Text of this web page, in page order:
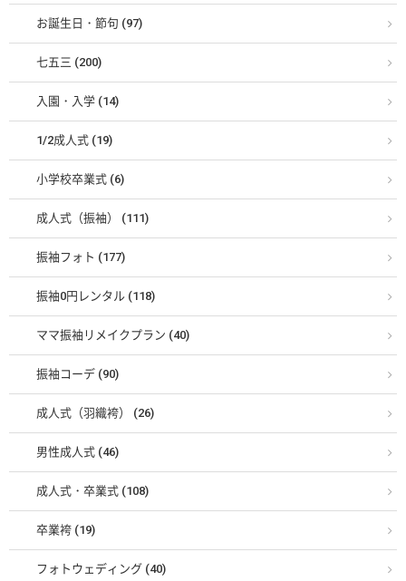
お誕生日・節句 (97)
七五三 (200)
入園・入学 (14)
1/2成人式 (19)
小学校卒業式 (6)
成人式（振袖） (111)
振袖フォト (177)
振袖0円レンタル (118)
ママ振袖リメイクプラン (40)
振袖コーデ (90)
成人式（羽織袴） (26)
男性成人式 (46)
成人式・卒業式 (108)
卒業袴 (19)
フォトウェディング (40)